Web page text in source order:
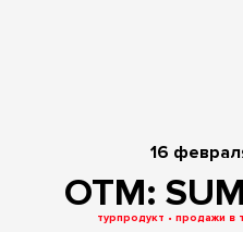
16
OTM:
турпродукт • продажи в